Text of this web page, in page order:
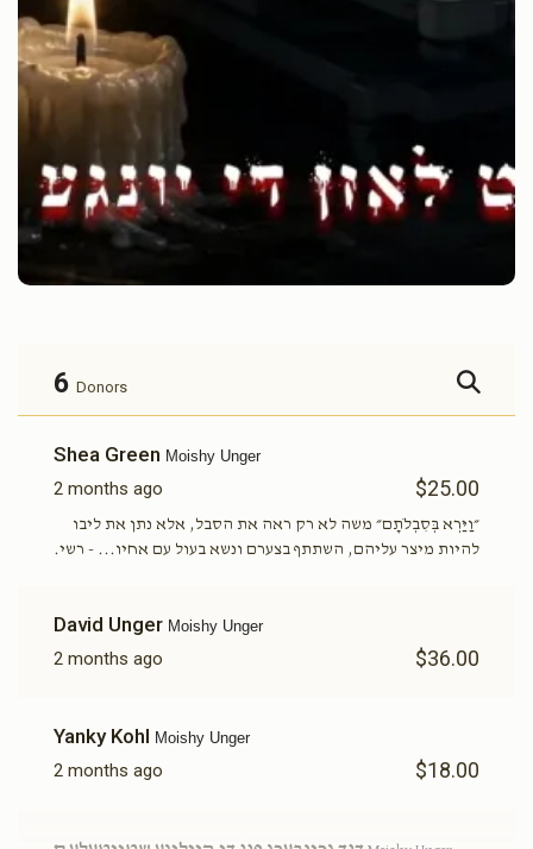
6 Donors
Shea Green Moishy Unger
2 months ago $25.00
״וַיַּרְא בְּסִבְלֹתָם״ משה לא רק ראה את הסבל, אלא נתן את ליבו
להיות מיצר עליהם, השתתף בצערם ונשא בעול עם אחיו... - רשי.
David Unger Moishy Unger
2 months ago $36.00
Yanky Kohl Moishy Unger
2 months ago $18.00